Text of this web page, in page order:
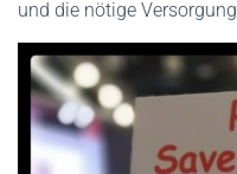
und die nötige